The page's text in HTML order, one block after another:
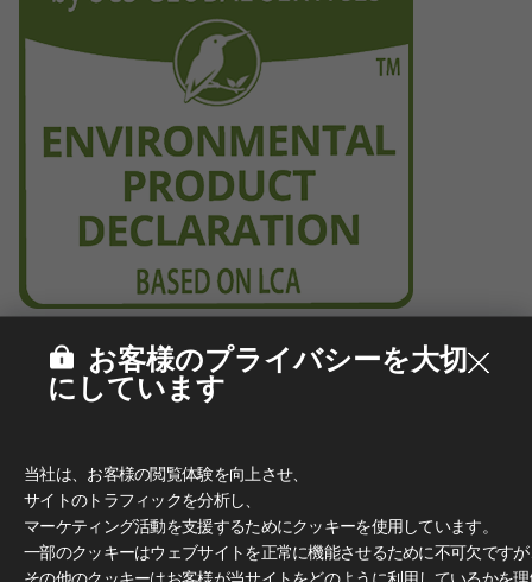
お客様のプライバシーを大切
にしています
当社は、お客様の閲覧体験を向上させ、
サイトのトラフィックを分析し、
マーケティング活動を支援するためにクッキーを使用しています。
一部のクッキーはウェブサイトを正常に機能させるために不可欠です
その他のクッキーはお客様が当サイトをどのように利用しているかを